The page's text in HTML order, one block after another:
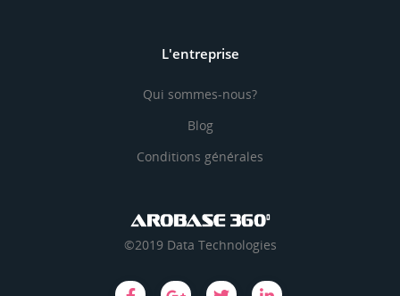
L'entreprise
Qui sommes-nous?
Blog
Conditions générales
©2019 Data Technologies